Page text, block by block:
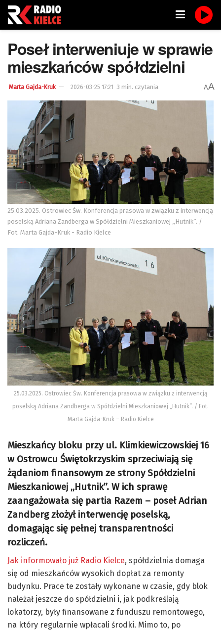
Poseł interweniuje w sprawie
mieszkańców spółdzielni
Marta Gajda-Kruk 2026-03-25 17:21 3 min. czytania AA
25.03.2025. Ostrowiec Św. Konferencja prasowa w związku z interwencją
poselską Adriana Zandberga w Spółdzielni Mieszkaniowej „Hutnik”. /
Fot. Marta Gajda-Kruk - Radio Kielce
25.03.2025. Ostrowiec Św. Konferencja prasowa w związku z interwencją
poselską Adriana Zandberga w Spółdzielni Mieszkaniowej „Hutnik”. / Fot.
Marta Gajda-Kruk – Radio Kielce
Mieszkańcy bloku przy ul. Klimkiewiczowskiej 16
w Ostrowcu Świętokrzyskim sprzeciwiają się
żądaniom finansowym ze strony Spółdzielni
Mieszkaniowej „Hutnik”. W ich sprawę
zaangażowała się partia Razem – poseł Adrian
Zandberg złożył interwencję poselską,
domagając się pełnej transparentności
rozliczeń.
Jak informowało już Radio Kielce, spółdzielnia domaga
się od mieszkańców wysokich dopłat za remonty
budynku. Prace te zostały wykonane w czasie, gdy blok
należał jeszcze do spółdzielni i, jak podkreślają
lokatorzy, były finansowane z funduszu remontowego,
na który regularnie wpłacali środki. Mimo to, po